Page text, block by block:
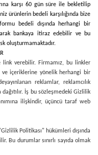
karşı 60 gün süre ile bekletilip
ürünlerin bedeli karşılığında bize
bedeli dışında herhangi bir
bankaya itiraz edebilir ve bu
oluşturmamaktadır.
link verebilir. Firmamız, bu linkler
ve içeriklerine yönelik herhangi bir
yayınlanan reklamlar, reklamcılık
dağıtılır. İş bu sözleşmedeki Gizlilik
ilişkindir, üçüncü taraf web
Politikası" hükümleri dışında
Bu durumlar sınırlı sayıda olmak